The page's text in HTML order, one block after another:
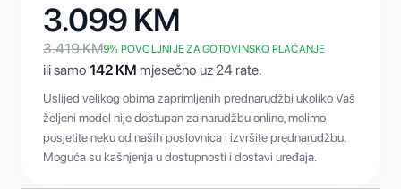
3.099 KM
3.419KM9% POVOLJNIJE ZA GOTOVINSKO PLAĆANJE
ili samo 142 KM mjesečno uz 24 rate.
Uslijed velikog obima zaprimljenih prednarudžbi ukoliko Vaš
željeni model nije dostupan za narudžbu online, molimo
posjetite neku od naših poslovnica i izvršite prednarudžbu.
Moguća su kašnjenja u dostupnosti i dostavi uređaja.